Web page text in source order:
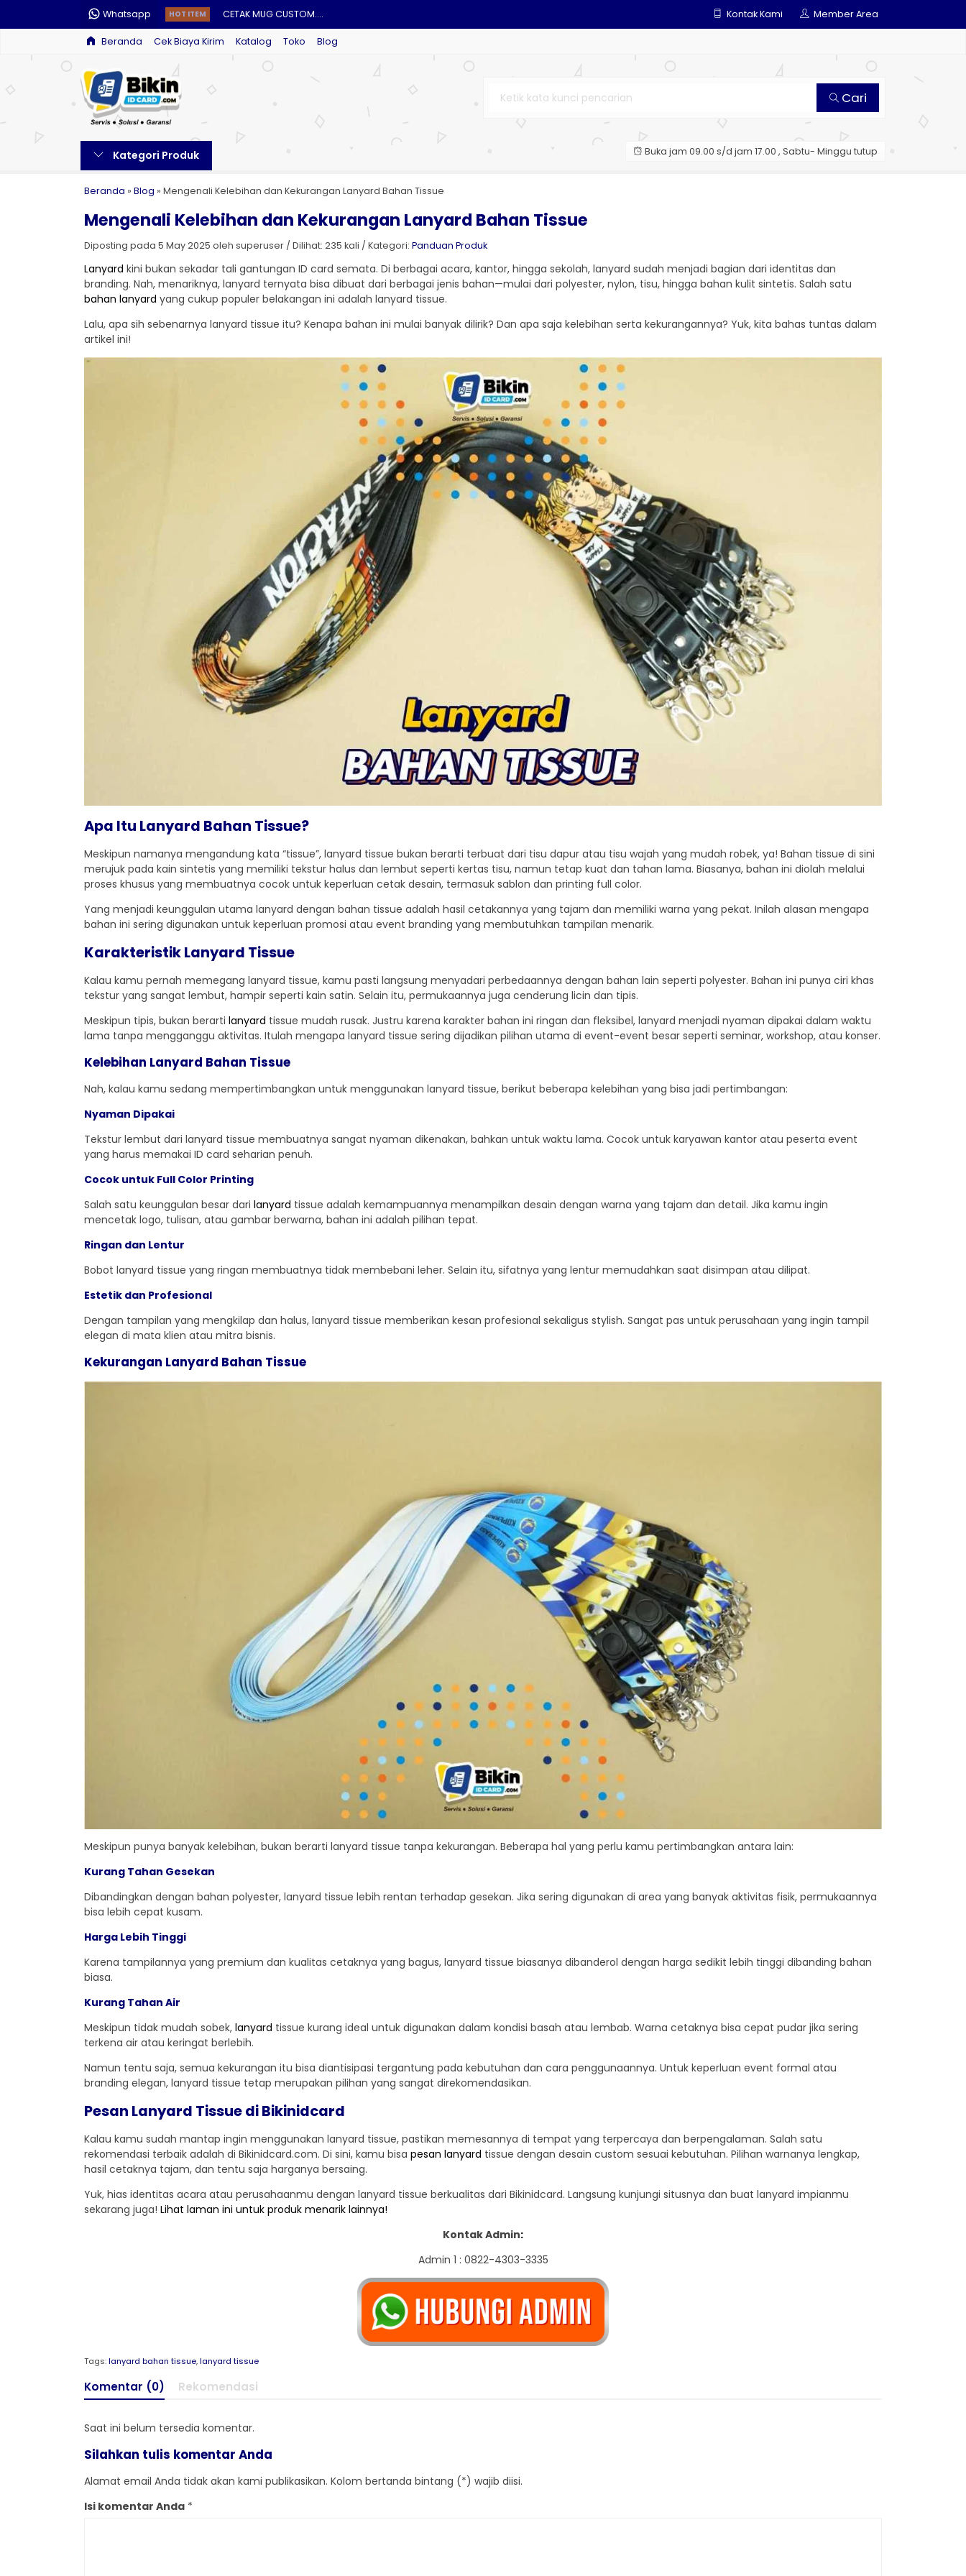
Whatsapp HOT ITEM CETAK MUG CUSTOM....
CETAK KALENDER DINDING....
CETAK E-MONEY CUSTOM....
PAKET LANYARD....
CELENGAN CUSTOM....
GANTUNGAN KUNCI AKRILIK CUSTOM....
Kontak Kami Member Area
Beranda Cek Biaya Kirim Katalog Toko Blog
Cari
Kategori Produk Buka jam 09.00 s/d jam 17.00 , Sabtu- Minggu tutup
Beranda » Blog » Mengenali Kelebihan dan Kekurangan Lanyard Bahan Tissue
Mengenali Kelebihan dan Kekurangan Lanyard Bahan Tissue
Diposting pada 5 May 2025 oleh superuser / Dilihat: 235 kali / Kategori: Panduan Produk
Lanyard kini bukan sekadar tali gantungan ID card semata. Di berbagai acara, kantor, hingga sekolah, lanyard sudah menjadi bagian dari identitas dan
branding. Nah, menariknya, lanyard ternyata bisa dibuat dari berbagai jenis bahan—mulai dari polyester, nylon, tisu, hingga bahan kulit sintetis. Salah satu
bahan lanyard yang cukup populer belakangan ini adalah lanyard tissue.
Lalu, apa sih sebenarnya lanyard tissue itu? Kenapa bahan ini mulai banyak dilirik? Dan apa saja kelebihan serta kekurangannya? Yuk, kita bahas tuntas dalam
artikel ini!
Apa Itu Lanyard Bahan Tissue?
Meskipun namanya mengandung kata “tissue”, lanyard tissue bukan berarti terbuat dari tisu dapur atau tisu wajah yang mudah robek, ya! Bahan tissue di sini
merujuk pada kain sintetis yang memiliki tekstur halus dan lembut seperti kertas tisu, namun tetap kuat dan tahan lama. Biasanya, bahan ini diolah melalui
proses khusus yang membuatnya cocok untuk keperluan cetak desain, termasuk sablon dan printing full color.
Yang menjadi keunggulan utama lanyard dengan bahan tissue adalah hasil cetakannya yang tajam dan memiliki warna yang pekat. Inilah alasan mengapa
bahan ini sering digunakan untuk keperluan promosi atau event branding yang membutuhkan tampilan menarik.
Karakteristik Lanyard Tissue
Kalau kamu pernah memegang lanyard tissue, kamu pasti langsung menyadari perbedaannya dengan bahan lain seperti polyester. Bahan ini punya ciri khas
tekstur yang sangat lembut, hampir seperti kain satin. Selain itu, permukaannya juga cenderung licin dan tipis.
Meskipun tipis, bukan berarti lanyard tissue mudah rusak. Justru karena karakter bahan ini ringan dan fleksibel, lanyard menjadi nyaman dipakai dalam waktu
lama tanpa mengganggu aktivitas. Itulah mengapa lanyard tissue sering dijadikan pilihan utama di event-event besar seperti seminar, workshop, atau konser.
Kelebihan Lanyard Bahan Tissue
Nah, kalau kamu sedang mempertimbangkan untuk menggunakan lanyard tissue, berikut beberapa kelebihan yang bisa jadi pertimbangan:
Nyaman Dipakai
Tekstur lembut dari lanyard tissue membuatnya sangat nyaman dikenakan, bahkan untuk waktu lama. Cocok untuk karyawan kantor atau peserta event
yang harus memakai ID card seharian penuh.
Cocok untuk Full Color Printing
Salah satu keunggulan besar dari lanyard tissue adalah kemampuannya menampilkan desain dengan warna yang tajam dan detail. Jika kamu ingin
mencetak logo, tulisan, atau gambar berwarna, bahan ini adalah pilihan tepat.
Ringan dan Lentur
Bobot lanyard tissue yang ringan membuatnya tidak membebani leher. Selain itu, sifatnya yang lentur memudahkan saat disimpan atau dilipat.
Estetik dan Profesional
Dengan tampilan yang mengkilap dan halus, lanyard tissue memberikan kesan profesional sekaligus stylish. Sangat pas untuk perusahaan yang ingin tampil
elegan di mata klien atau mitra bisnis.
Kekurangan Lanyard Bahan Tissue
Meskipun punya banyak kelebihan, bukan berarti lanyard tissue tanpa kekurangan. Beberapa hal yang perlu kamu pertimbangkan antara lain:
Kurang Tahan Gesekan
Dibandingkan dengan bahan polyester, lanyard tissue lebih rentan terhadap gesekan. Jika sering digunakan di area yang banyak aktivitas fisik, permukaannya
bisa lebih cepat kusam.
Harga Lebih Tinggi
Karena tampilannya yang premium dan kualitas cetaknya yang bagus, lanyard tissue biasanya dibanderol dengan harga sedikit lebih tinggi dibanding bahan
biasa.
Kurang Tahan Air
Meskipun tidak mudah sobek, lanyard tissue kurang ideal untuk digunakan dalam kondisi basah atau lembab. Warna cetaknya bisa cepat pudar jika sering
terkena air atau keringat berlebih.
Namun tentu saja, semua kekurangan itu bisa diantisipasi tergantung pada kebutuhan dan cara penggunaannya. Untuk keperluan event formal atau
branding elegan, lanyard tissue tetap merupakan pilihan yang sangat direkomendasikan.
Pesan Lanyard Tissue di Bikinidcard
Kalau kamu sudah mantap ingin menggunakan lanyard tissue, pastikan memesannya di tempat yang terpercaya dan berpengalaman. Salah satu
rekomendasi terbaik adalah di Bikinidcard.com. Di sini, kamu bisa pesan lanyard tissue dengan desain custom sesuai kebutuhan. Pilihan warnanya lengkap,
hasil cetaknya tajam, dan tentu saja harganya bersaing.
Yuk, hias identitas acara atau perusahaanmu dengan lanyard tissue berkualitas dari Bikinidcard. Langsung kunjungi situsnya dan buat lanyard impianmu
sekarang juga! Lihat laman ini untuk produk menarik lainnya!
Kontak Admin:
Admin 1 : 0822-4303-3335
Tags:lanyard bahan tissue,lanyard tissue
Komentar (0) Rekomendasi
Saat ini belum tersedia komentar.
Silahkan tulis komentar Anda
Alamat email Anda tidak akan kami publikasikan. Kolom bertanda bintang (*) wajib diisi.
Isi komentar Anda *